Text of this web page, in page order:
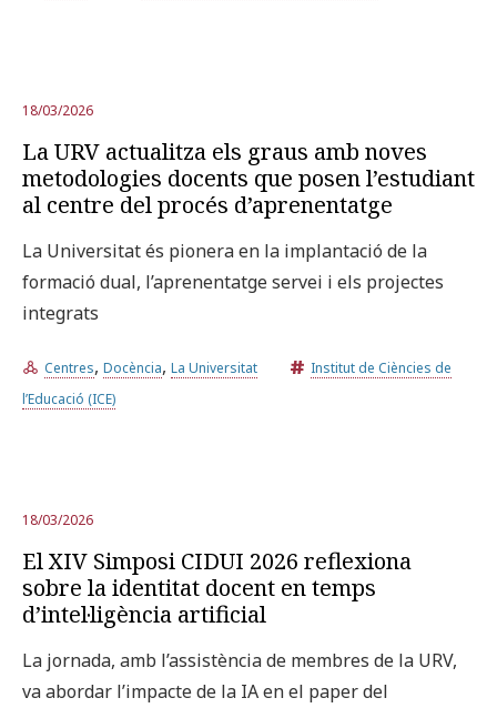
18/03/2026
La URV actualitza els graus amb noves
metodologies docents que posen l’estudiant
al centre del procés d’aprenentatge
La Universitat és pionera en la implantació de la
formació dual, l’aprenentatge servei i els projectes
integrats
Centres, Docència, La Universitat
Institut de Ciències de
l’Educació (ICE)
18/03/2026
El XIV Simposi CIDUI 2026 reflexiona
sobre la identitat docent en temps
d’intel·ligència artificial
La jornada, amb l’assistència de membres de la URV,
va abordar l’impacte de la IA en el paper del